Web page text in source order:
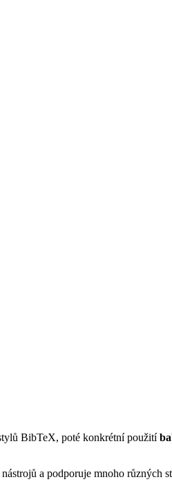
BibTeX, poté konkrétní použití
a podporuje mnoho různých